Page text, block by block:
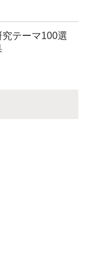
テーマ100選